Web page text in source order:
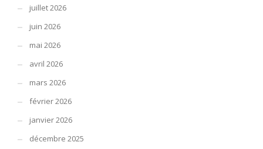
juillet 2026
juin 2026
mai 2026
avril 2026
mars 2026
février 2026
janvier 2026
décembre 2025